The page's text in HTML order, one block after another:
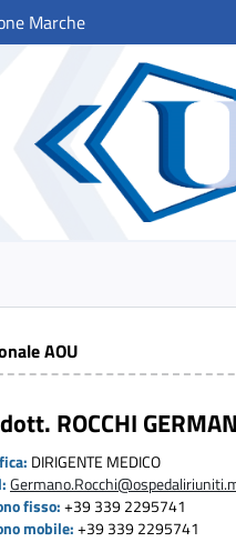
Marche
AOU
dott. ROCCHI
DIRIGENTE MEDICO
fisso: +39 339 2295741
mobile: +39 339 2295741